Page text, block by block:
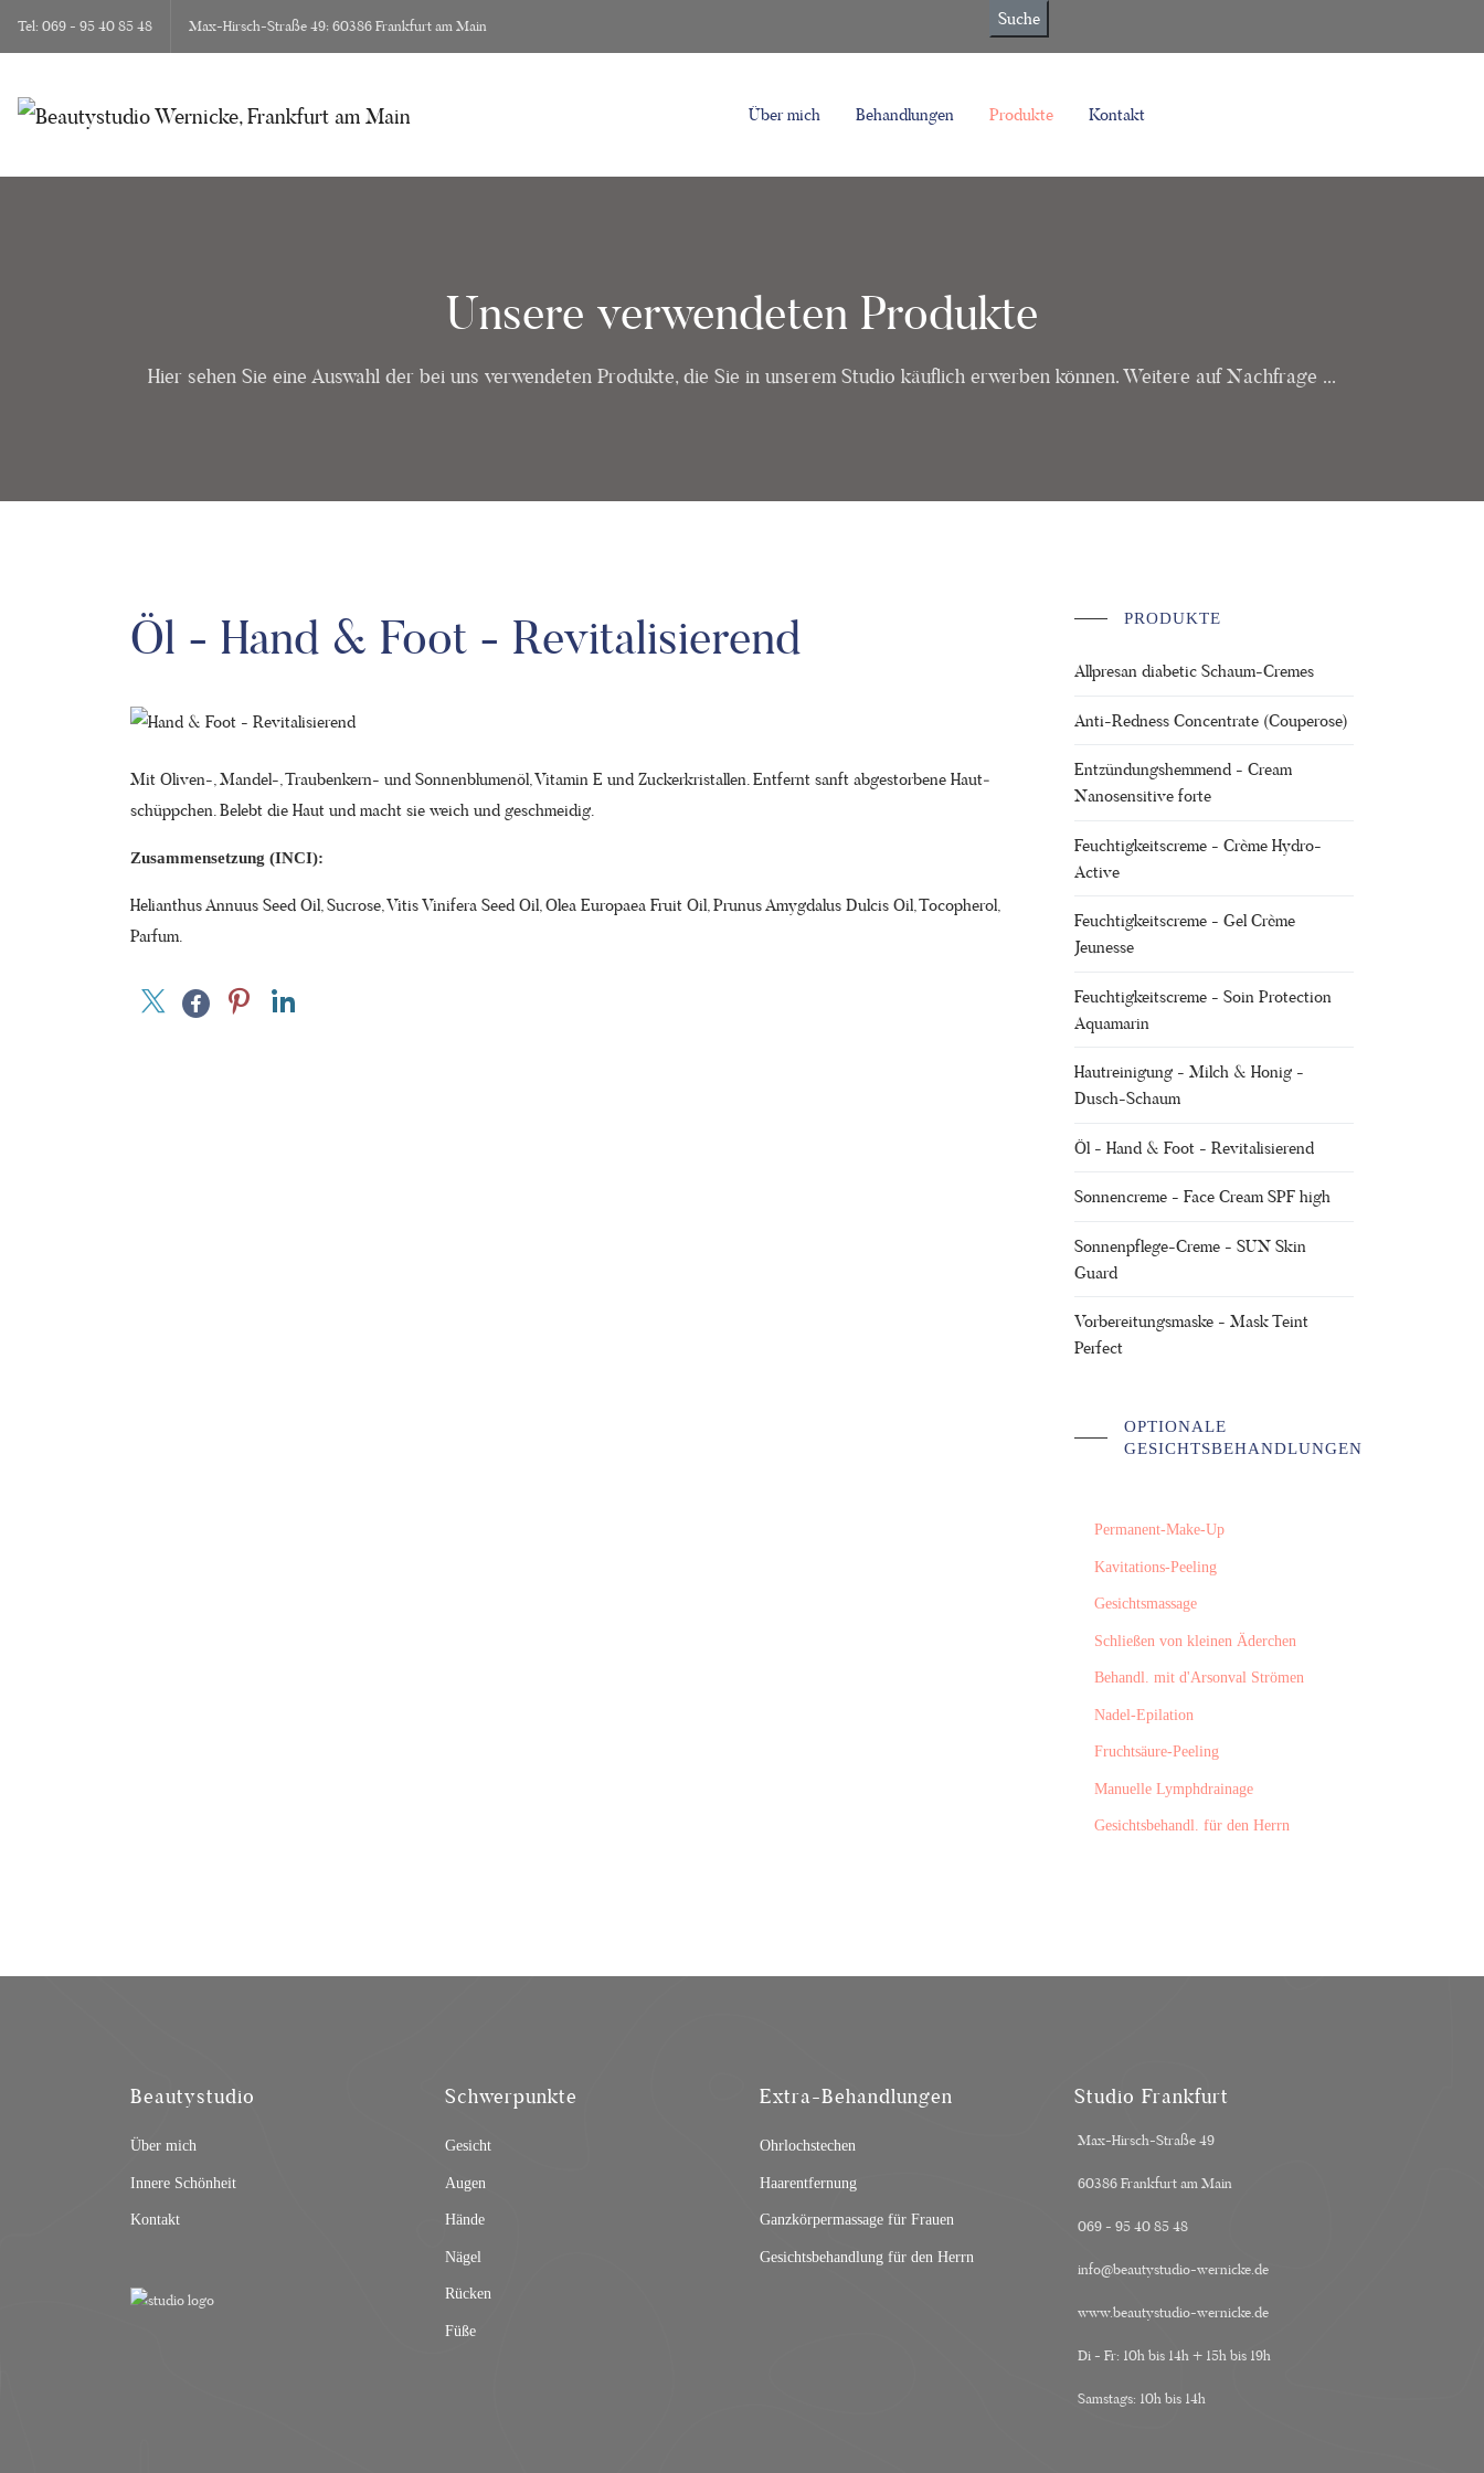
Tel: 069 - 95 40 85 48 Max-Hirsch-Straße 49; 60386 Frankfurt am Main Suche
Über mich Behandlungen Produkte Kontakt
Unsere verwendeten Produkte
Hier sehen Sie eine Auswahl der bei uns verwendeten Produkte, die Sie in unserem Studio käuflich erwerben können. Weitere auf Nachfrage ...
Öl - Hand & Foot - Revitalisierend
Mit Oliven-, Mandel-, Trau­ben­kern- und Sonnen­blumen­öl, Vitamin E und Zucker­kristallen. Entfernt sanft ab­gestorbene Haut­
schüppchen. Belebt die Haut und macht sie weich und geschmeidig.
Zusammensetzung (INCI):
Helianthus Annuus Seed Oil, Sucrose, Vitis Vinifera Seed Oil, Olea Europaea Fruit Oil, Prunus Amygdalus Dulcis Oil, Tocopherol,
Parfum.
PRODUKTE
Allpresan diabetic Schaum-Cremes
Anti-Redness Concentrate (Couperose)
Entzündungshemmend - Cream
Nanosensitive forte
Feuchtigkeitscreme - Crème Hydro-
Active
Feuchtigkeitscreme - Gel Crème
Jeunesse
Feuchtigkeitscreme - Soin Protection
Aquamarin
Hautreinigung - Milch & Honig -
Dusch-Schaum
Öl - Hand & Foot - Revitalisierend
Sonnencreme - Face Cream SPF high
Sonnenpflege-Creme - SUN Skin
Guard
Vor­bereit­ungs­maske - Mask Teint
Perfect
OPTIONALE
GESICHTSBEHANDLUNGEN
Permanent-Make-Up
Kavitations-Peeling
Gesichtsmassage
Schließen von kleinen Äderchen
Behandl. mit d'Arsonval Strömen
Nadel-Epilation
Fruchtsäure-Peeling
Manuelle Lymphdrainage
Gesichtsbehandl. für den Herrn
Beautystudio
Über mich
Innere Schönheit
Kontakt
Schwerpunkte
Gesicht
Augen
Hände
Nägel
Rücken
Füße
Extra-Behandlungen
Ohrlochstechen
Haarentfernung
Ganzkörpermassage für Frauen
Gesichtsbehandlung für den Herrn
Studio Frankfurt
Max-Hirsch-Straße 49
60386 Frankfurt am Main
069 - 95 40 85 48
info@beautystudio-wernicke.de
www.beautystudio-wernicke.de
Di - Fr: 10h bis 14h + 15h bis 19h
Samstags: 10h bis 14h